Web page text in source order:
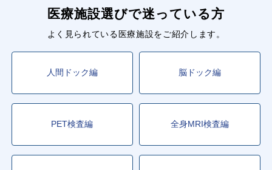
医療施設選びで迷っている方
よく見られている医療施設をご紹介します。
人間ドック編 脳ドック編
PET検査編 全身MRI検査編